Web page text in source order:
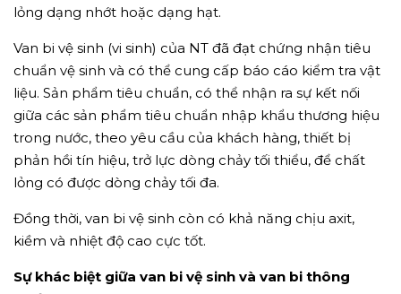
lỏng dạng nhớt hoặc dạng hạt.
Van bi vệ sinh (vi sinh) của NT đã đạt chứng nhận tiêu
chuẩn vệ sinh và có thể cung cấp báo cáo kiểm tra vật
liệu. Sản phẩm tiêu chuẩn, có thể nhận ra sự kết nối
giữa các sản phẩm tiêu chuẩn nhập khẩu thương hiệu
trong nước, theo yêu cầu của khách hàng, thiết bị
phản hồi tín hiệu, trở lực dòng chảy tối thiểu, để chất
lỏng có được dòng chảy tối đa.
Đồng thời, van bi vệ sinh còn có khả năng chịu axit,
kiềm và nhiệt độ cao cực tốt.
Sự khác biệt giữa van bi vệ sinh và van bi thông